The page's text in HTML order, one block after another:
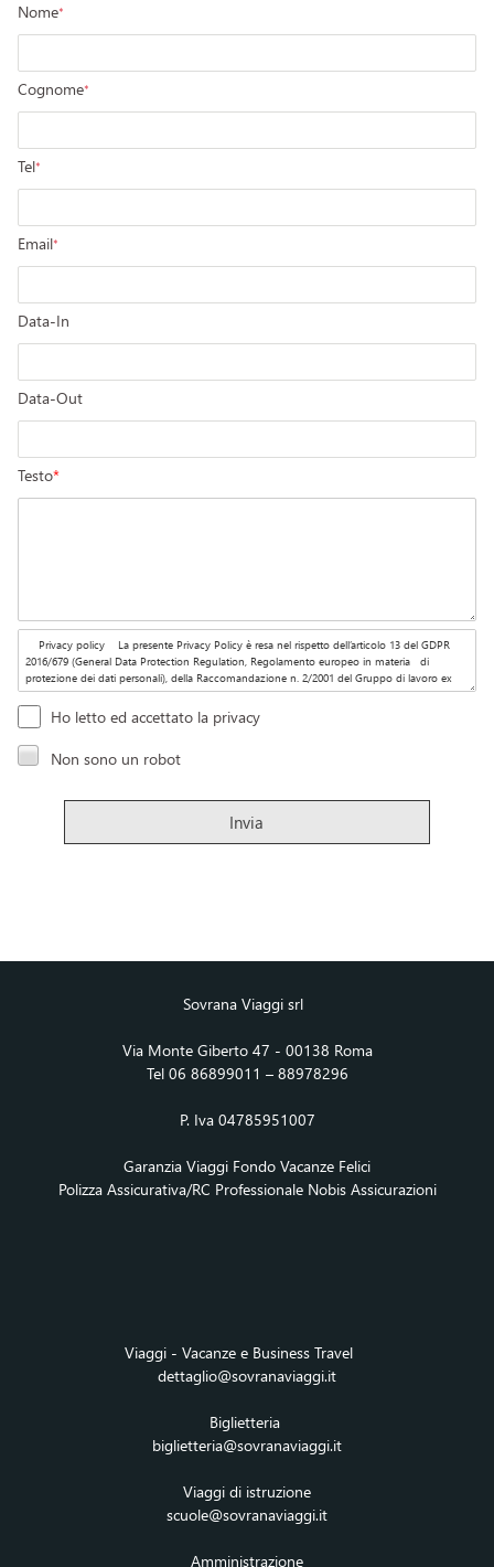
Nome*
Cognome*
Tel*
Email*
Data-In
Data-Out
Testo*
Ho letto ed accettato la privacy
Non sono un robot
Invia
Sovrana Viaggi srl
Via Monte Giberto 47 - 00138 Roma
Tel 06 86899011 – 88978296
P. Iva 04785951007
Garanzia Viaggi Fondo Vacanze Felici
Polizza Assicurativa/RC Professionale Nobis Assicurazioni
Viaggi - Vacanze e Business Travel
dettaglio@sovranaviaggi.it
Biglietteria
biglietteria@sovranaviaggi.it
Viaggi di istruzione
scuole@sovranaviaggi.it
Amministrazione